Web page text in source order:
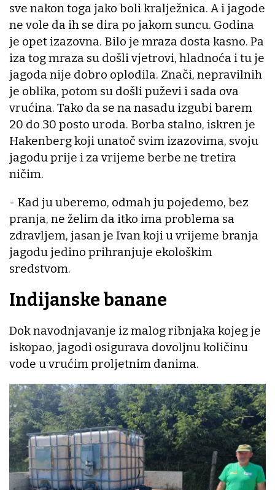
sve nakon toga jako boli kralježnica. A i jagode
ne vole da ih se dira po jakom suncu. Godina
je opet izazovna. Bilo je mraza dosta kasno. Pa
iza tog mraza su došli vjetrovi, hladnoća i tu je
jagoda nije dobro oplodila. Znači, nepravilnih
je oblika, potom su došli puževi i sada ova
vrućina. Tako da se na nasadu izgubi barem
20 do 30 posto uroda. Borba stalno, iskren je
Hakenberg koji unatoč svim izazovima, svoju
jagodu prije i za vrijeme berbe ne tretira
ničim.
- Kad ju uberemo, odmah ju pojedemo, bez
pranja, ne želim da itko ima problema sa
zdravljem, jasan je Ivan koji u vrijeme branja
jagodu jedino prihranjuje ekološkim
sredstvom.
Indijanske banane
Dok navodnjavanje iz malog ribnjaka kojeg je
iskopao, jagodi osigurava dovoljnu količinu
vode u vrućim proljetnim danima.